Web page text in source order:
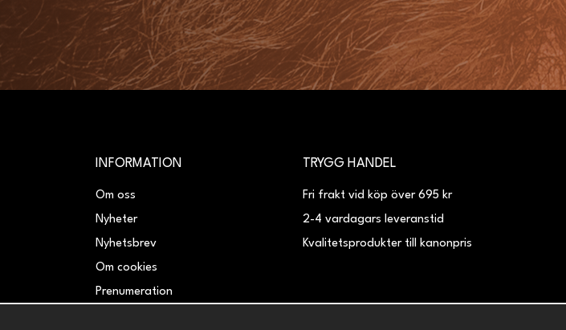
INFORMATION
Om oss
Nyheter
Nyhetsbrev
Om cookies
Prenumeration
TRYGG HANDEL
Fri frakt vid köp över 695 kr
2-4 vardagars leveranstid
Kvalitetsprodukter till kanonpris